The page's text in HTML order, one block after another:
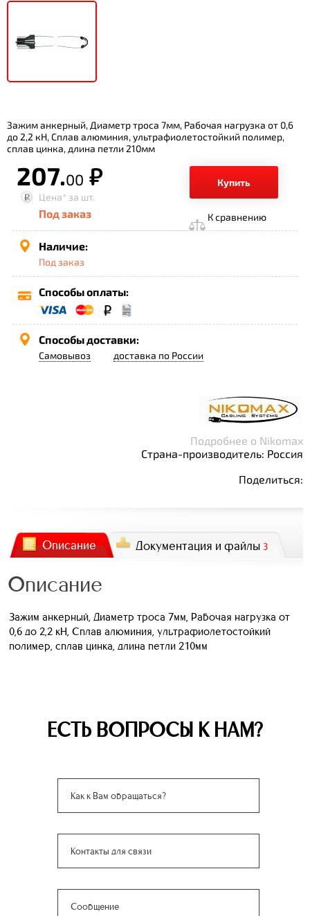
Зажим анкерный, Диаметр троса 7мм, Рабочая нагрузка от 0,6
до 2,2 кН, Сплав алюминия, ультрафиолетостойкий полимер,
сплав цинка, длина петли 210мм
207.00 р.
Купить
Цена* за шт.
Под заказ К сравнению
Наличие:
Под заказ
Способы оплаты:
Способы доставки:
Самовывоз доставка по России
Подробнее о Nikomax
Страна-производитель: Россия
Поделиться:
Описание Документация и файлы 3
Описание
Зажим анкерный, Диаметр троса 7мм, Рабочая нагрузка от
0,6 до 2,2 кН, Сплав алюминия, ультрафиолетостойкий
полимер, сплав цинка, длина петли 210мм
ЕСТЬ ВОПРОСЫ К НАМ?